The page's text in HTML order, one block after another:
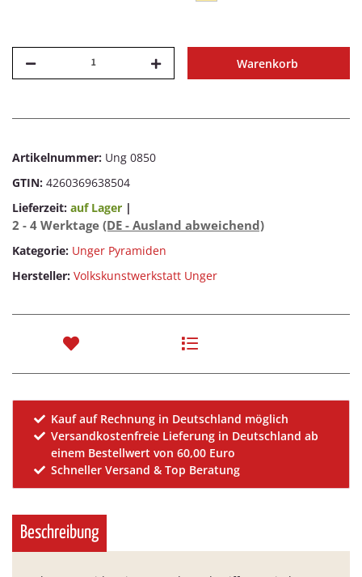
Warenkorb
Artikelnummer: Ung 0850
GTIN: 4260369638504
Lieferzeit: auf Lager |
2 - 4 Werktage (DE - Ausland abweichend)
Kategorie: Unger Pyramiden
Hersteller: Volkskunstwerkstatt Unger
Kauf auf Rechnung in Deutschland möglich
Versandkostenfreie Lieferung in Deutschland ab
einem Bestellwert von 60,00 Euro
Schneller Versand & Top Beratung
Beschreibung